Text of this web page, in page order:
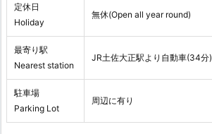
定休日
Holiday
無休(Open all year round)
最寄り駅
Nearest station
JR土佐大正駅より自動車(34分)
駐車場
Parking Lot
周辺に有り